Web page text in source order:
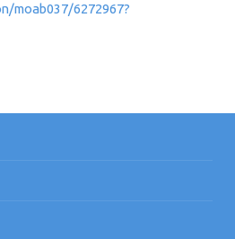
moab037/6272967?